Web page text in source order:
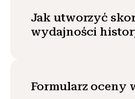
Jak utworzyć
wydajności
Formularz oceny